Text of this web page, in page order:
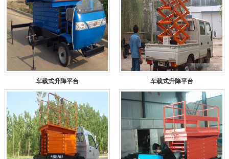
车载式升降平台 车载式升降平台